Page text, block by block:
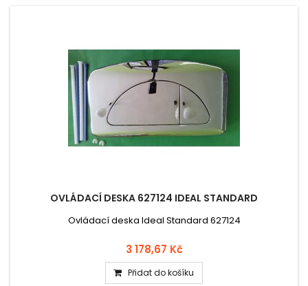
OVLÁDACÍ DESKA 627124 IDEAL STANDARD
Ovládací deska Ideal Standard 627124
3 178,67 Kč
Přidat do košíku